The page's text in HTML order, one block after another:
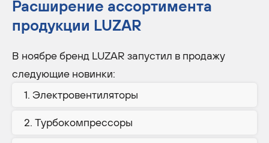
Расширение ассортимента
продукции LUZAR
В ноябре бренд LUZAR запустил в продажу
следующие новинки:
Электровентиляторы
Турбокомпрессоры